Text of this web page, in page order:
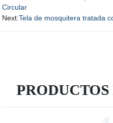
Circular
Next:Tela de mosquitera tratada